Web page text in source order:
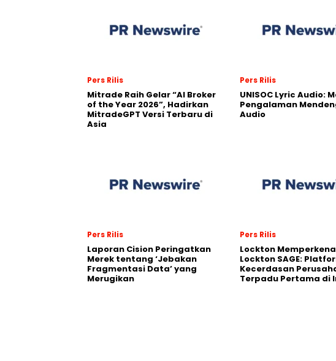
Pers Rilis
Mitrade Raih Gelar “AI Broker
of the Year 2026”, Hadirkan
MitradeGPT Versi Terbaru di
Asia
Pers Rilis
UNISOC Lyric Audio:
Pengalaman
Audio
Pers Rilis
Laporan Cision Peringatkan
Merek tentang ‘Jebakan
Fragmentasi Data’ yang
Merugikan
Pers Rilis
Lockton
Lockton SAGE:
Kecerdasan
Terpadu Pertama di